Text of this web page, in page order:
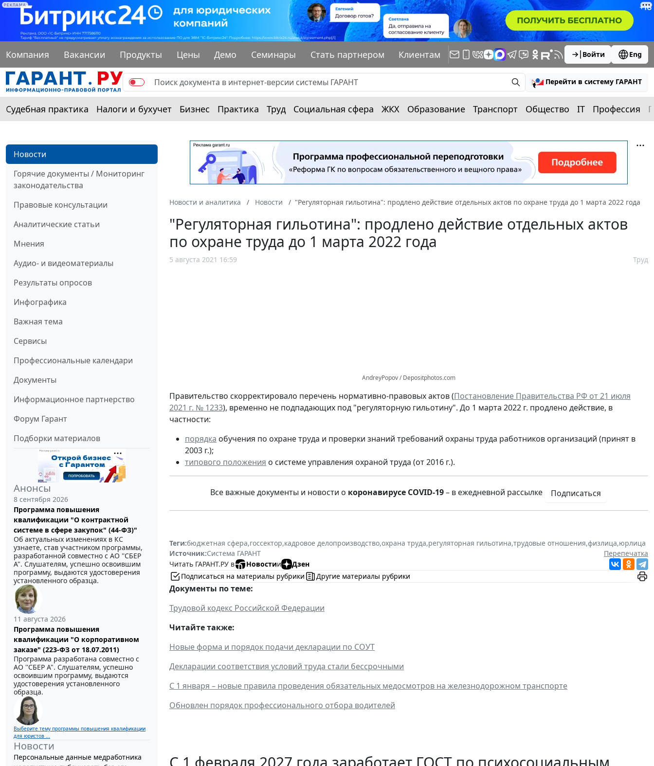
РЕКЛАМА
Компания Вакансии Продукты Цены Демо Семинары Стать партнером Клиентам Войти Eng
Перейти в систему ГАРАНТ
Судебная практика Налоги и бухучет Бизнес Практика Труд Социальная сфера ЖКХ Образование Транспорт Общество IT Профессия
Новости
Горячие документы / Мониторинг
законодательства
Правовые консультации
Аналитические статьи
Мнения
Аудио- и видеоматериалы
Результаты опросов
Инфографика
Важная тема
Сервисы
Профессиональные календари
Документы
Информационное партнерство
Форум Гарант
Подборки материалов
Анонсы
8 сентября 2026
Программа повышения
квалификации "О контрактной
системе в сфере закупок" (44-ФЗ)"
Об актуальных изменениях в КС
узнаете, став участником программы,
разработанной совместно с АО ''СБЕР
А". Слушателям, успешно освоившим
программу, выдаются удостоверения
установленного образца.
11 августа 2026
Программа повышения
квалификации "О корпоративном
заказе" (223-ФЗ от 18.07.2011)
Программа разработана совместно с
АО ''СБЕР А". Слушателям, успешно
освоившим программу, выдаются
удостоверения установленного
образца.
Выберите тему программы повышения квалификации
для юристов ...
Новости
Персональные данные медработника
Новости и аналитика Новости "Регуляторная гильотина": продлено действие отдельных актов по охране труда до 1 марта 2022 года
"Регуляторная гильотина": продлено действие отдельных актов
по охране труда до 1 марта 2022 года
5 августа 2021 16:59 Труд
AndreyPopov / Depositphotos.com
Правительство скорректировало перечень нормативно-правовых актов (Постановление Правительства РФ от 21 июля
2021 г. № 1233), временно не подпадающих под "регуляторную гильотину". До 1 марта 2022 г. продлено действие, в
частности:
порядка обучения по охране труда и проверки знаний требований охраны труда работников организаций (принят в
2003 г.);
типового положения о системе управления охраной труда (от 2016 г.).
Все важные документы и новости о коронавирусе COVID-19– в ежедневной рассылке Подписаться
Теги:бюджетная сфера,госсектор,кадровое делопроизводство,охрана труда,регуляторная гильотина,трудовые отношения,физлица,юрлица
Источник:Система ГАРАНТ
Перепечатка
Читать ГАРАНТ.РУ в
Новостии
Дзен
Подписаться на материалы рубрики
Другие материалы рубрики
Документы по теме:
Трудовой кодекс Российской Федерации
Читайте также:
Новые форма и порядок подачи декларации по СОУТ
Декларации соответствия условий труда стали бессрочными
С 1 января – новые правила проведения обязательных медосмотров на железнодорожном транспорте
Обновлен порядок профессионального отбора водителей